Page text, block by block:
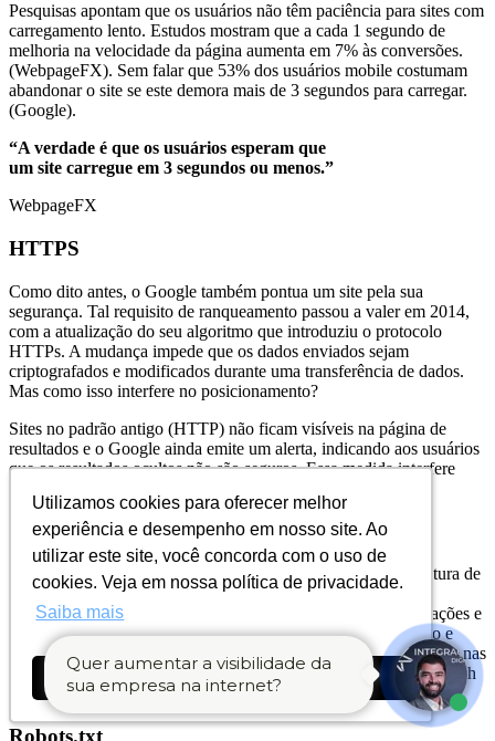
Utilizamos cookies para oferecer melhor
experiência e desempenho em nosso site. Ao
utilizar este site, você concorda com o uso de
cookies. Veja em nossa política de privacidade.
Saiba mais
Ok, entendi!
Utilizamos cookies para oferecer melhor
experiência e desempenho em nosso site. Ao
utilizar este site, você concorda com o uso de
cookies. Veja em nossa política de privacidade.
Saiba mais
Ok, entendi!
Pesquisas apontam que os usuários não têm paciência para sites com
carregamento lento. Estudos mostram que a cada 1 segundo de
melhoria na velocidade da página aumenta em 7% às conversões.
(WebpageFX). Sem falar que 53% dos usuários mobile costumam
abandonar o site se este demora mais de 3 segundos para carregar.
(Google).
“A verdade é que os usuários esperam que
um site carregue em 3 segundos ou menos.”
WebpageFX
HTTPS
Como dito antes, o Google também pontua um site pela sua
segurança. Tal requisito de ranqueamento passou a valer em 2014,
com a atualização do seu algoritmo que introduziu o protocolo
HTTPs. A mudança impede que os dados enviados sejam
criptografados e modificados durante uma transferência de dados.
Mas como isso interfere no posicionamento?
Sites no padrão antigo (HTTP) não ficam visíveis na página de
resultados e o Google ainda emite um alerta, indicando aos usuários
que os resultados ocultos não são seguros. Essa medida interfere
Sitemap
Sitemap (mapa do site) é um arquivo que contém toda a estrutura de
páginas e links de um site. Sua função é ajudar os robôs dos
buscadores a entender como ele está organizado, suas atualizações e
quais páginas precisam ser indexadas. Geralmente ele é criado e
utilizado no formato XML. O ideal é enviar o sitemap de um site nas
ferramentas de webmasters dos buscadores, como o Google Search
Console e o Bing Webmaster.
Robots.txt
Quer aumentar a visibilidade da
sua empresa na internet?